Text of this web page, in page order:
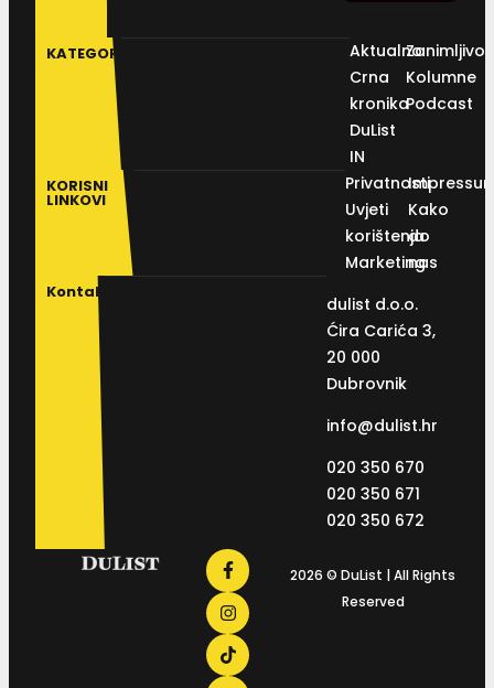
KATEGORIJE
Aktualno
Crna
kronika
DuList
IN
Kolumne
Podcast
KORISNI
LINKOVI
Privatnosti
Uvjeti
korištenja
Marketing
Kako
do
nas
Kontakt
dulist d.o.o.
Ćira Carića 3,
20 000
Dubrovnik
info@dulist.hr
020 350 670
020 350 671
020 350 672
2026 © DuList | All Rights
Reserved